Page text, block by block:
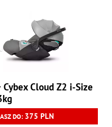
Cybex Cloud Z2 i-Size
DO: 375 PLN